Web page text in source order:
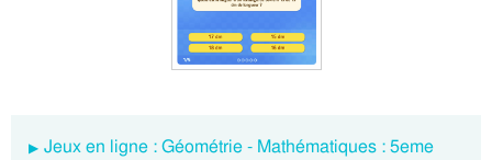
Jeux en ligne : Géométrie - Mathématiques : 5eme